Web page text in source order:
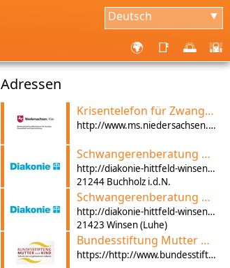
Deutsch ▼
🌍 📑 🌅 🌇
Adressen
Krisentelefon für Zwangsheirat Niedersachsen
http://www.ms.niedersachsen.de/themen/gleichberechtigung_frauen/migration_gleichstellung/zwangsheirat_zwangsehen/13943.html
Schwangerenberatung der Diakonie in Buchholz
http://diakonie-hittfeld-winsen.de/schwangerenberatung/
21244 Buchholz i.d.N.
Schwangerenberatung der Diakonie in Winsen (Luhe)
http://diakonie-hittfeld-winsen.de/schwangerenberatung/
21423 Winsen (Luhe)
Bundesstiftung Mutter und Kind
https://http://www.bundesstiftung-mutter-und-kind.de/